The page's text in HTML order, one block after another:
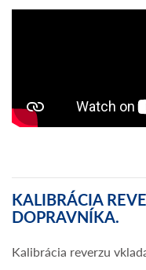
KALIBRÁCIA
DOPRAVNÍKA.
Kalibrácia reverzu